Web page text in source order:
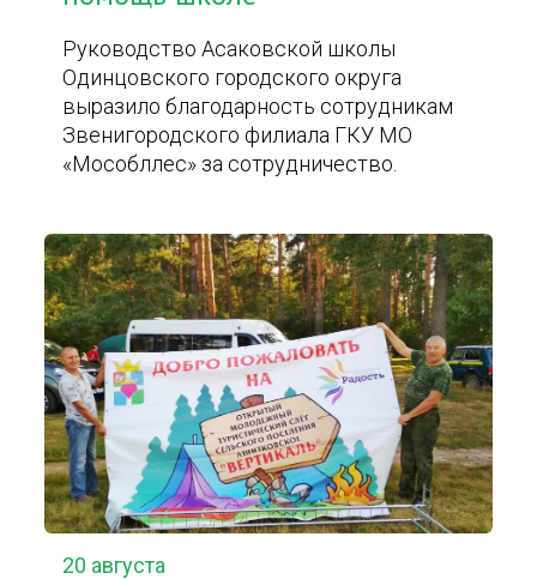
Руководство Асаковской школы
Одинцовского городского округа
выразило благодарность сотрудникам
Звенигородского филиала ГКУ МО
«Мособллес» за сотрудничество.
20 августа